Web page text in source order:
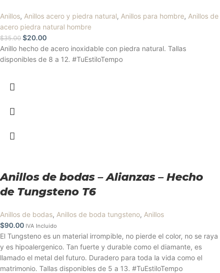
Anillos, Anillos acero y piedra natural, Anillos para hombre, Anillos de
acero piedra natural hombre
$35.00 $20.00
Anillo hecho de acero inoxidable con piedra natural. Tallas
disponibles de 8 a 12. #TuEstiloTempo
Anillos de bodas – Alianzas – Hecho
de Tungsteno T6
Anillos de bodas, Anillos de boda tungsteno, Anillos
$90.00 IVA Incluido
El Tungsteno es un material irrompible, no pierde el color, no se raya
y es hipoalergenico. Tan fuerte y durable como el diamante, es
llamado el metal del futuro. Duradero para toda la vida como el
matrimonio. Tallas disponibles de 5 a 13. #TuEstiloTempo